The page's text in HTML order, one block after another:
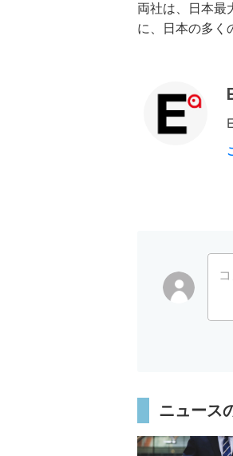
両社は、日本最
に、日本の多く
ニュース